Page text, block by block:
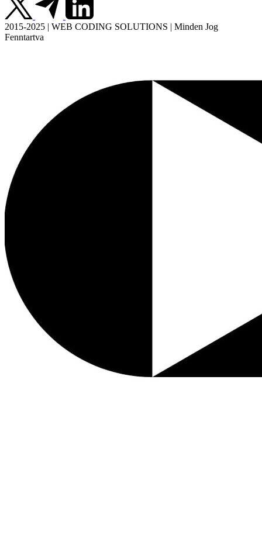
2015-2025 | WEB CODING SOLUTIONS | Minden Jog
Fenntartva